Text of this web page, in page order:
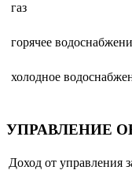
газ
горячее
холодное
УПРАВЛЕНИЕ
Доход от управления